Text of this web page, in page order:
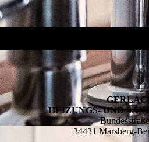
HEIZUNGS- UND
34431 Marsberg-